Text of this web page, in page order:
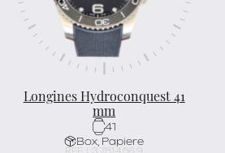
Longines Hydroconquest 41
mm
41
Box, Papiere